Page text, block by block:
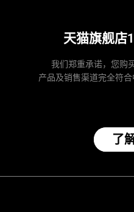
天猫旗舰店
我们郑重承诺，您购
产品及销售渠道完全符
了